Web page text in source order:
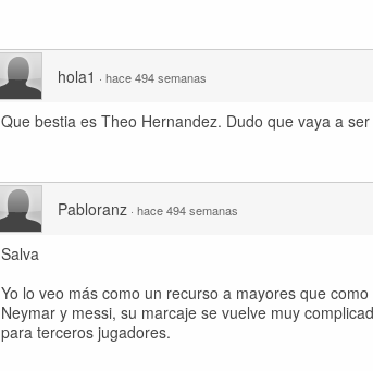
hola1 · hace 494 semanas
Que bestia es Theo Hernandez. Dudo que vaya a
Pabloranz · hace 494 semanas
Salva
Yo lo veo más como un recurso a mayores que
Neymar y messi, su marcaje se vuelve muy
para terceros jugadores.